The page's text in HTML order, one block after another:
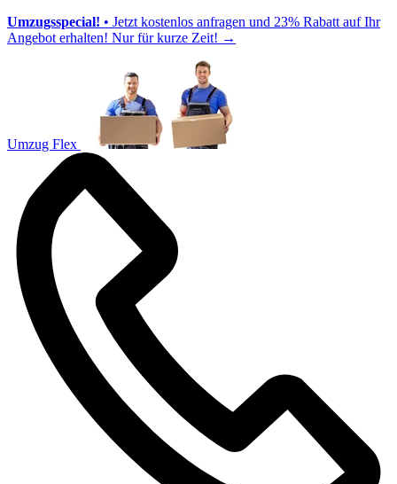
Umzugsspecial! • Jetzt kostenlos anfragen und 23% Rabatt auf Ihr
Angebot erhalten! Nur für kurze Zeit! →
Umzug Flex